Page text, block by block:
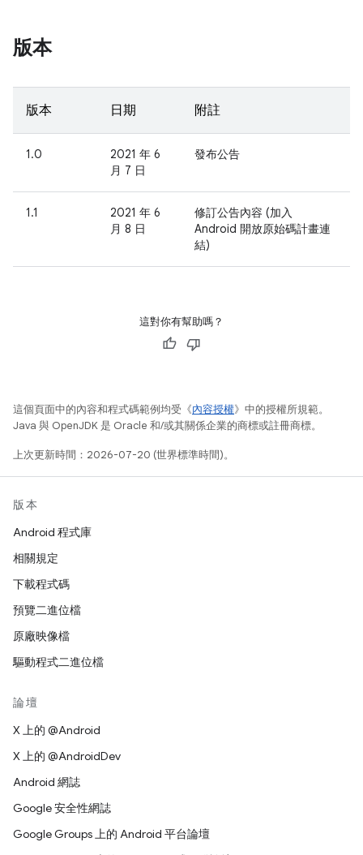
版本
版本 日期 附註
1.0
2021 年 6
月 7 日
發布公告
1.1
2021 年 6
月 8 日
修訂公告內容 (加入
Android 開放原始碼計畫連
結)
這對你有幫助嗎？
這個頁面中的內容和程式碼範例均受《內容授權》中的授權所規範。
Java 與 OpenJDK 是 Oracle 和/或其關係企業的商標或註冊商標。
上次更新時間：2026-07-20 (世界標準時間)。
版本
Android 程式庫
相關規定
下載程式碼
預覽二進位檔
原廠映像檔
驅動程式二進位檔
論壇
X 上的 @Android
X 上的 @AndroidDev
Android 網誌
Google 安全性網誌
Google Groups 上的 Android 平台論壇